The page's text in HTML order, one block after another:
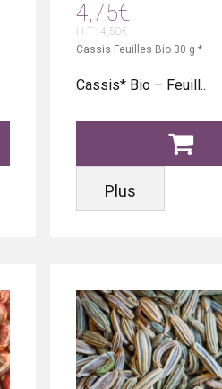
4,75€
H.T : 4,50€
Cassis Feuilles Bio 30 g *
Cassis* Bio – Feuill..
Plus